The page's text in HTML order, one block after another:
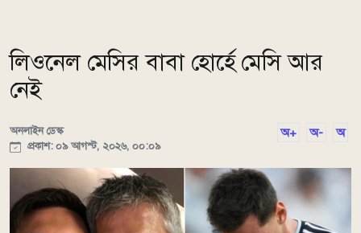
লিওনেল মেসির বাবা হোর্হে মেসি আর
নেই
অনলাইন ডেস্ক
প্রকাশ: ০৯ আগস্ট, ২০২৬, ০০:০৯
অ+ অ- অ